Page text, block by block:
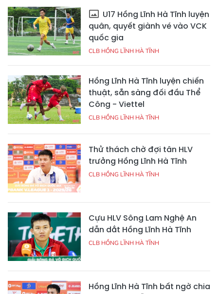
U17 Hồng Lĩnh Hà Tĩnh luyện
quân, quyết giành vé vào VCK
quốc gia
CLB HỒNG LĨNH HÀ TĨNH
Hồng Lĩnh Hà Tĩnh luyện chiến
thuật, sẵn sàng đối đầu Thể
Công - Viettel
CLB HỒNG LĨNH HÀ TĨNH
Thử thách chờ đợi tân HLV
trưởng Hồng Lĩnh Hà Tĩnh
CLB HỒNG LĨNH HÀ TĨNH
Cựu HLV Sông Lam Nghệ An
dẫn dắt Hồng Lĩnh Hà Tĩnh
CLB HỒNG LĨNH HÀ TĨNH
Hồng Lĩnh Hà Tĩnh bất ngờ chia